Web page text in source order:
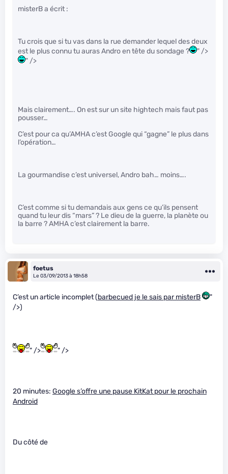
misterB a écrit :
Tu crois que si tu vas dans la rue demander lequel des deux
est le plus connu tu auras Andro en tête du sondage ?
" />
" />
Mais clairement…. On est sur un site hightech mais faut pas
pousser…
C’est pour ca qu’AMHA c’est Google qui “gagne” le plus dans
l’opération…
La gourmandise c’est universel, Andro bah… moins….
C’est comme si tu demandais aux gens ce qu’ils pensent
quand tu leur dis “mars” ? Le dieu de la guerre, la planète ou
la barre ? AMHA c’est clairement la barre.
foetus
Le 03/09/2013 à 18h58
C’est un article incomplet (barbecued je le sais par misterB
"
/>)
" /> " />
20 minutes: Google s’offre une pause KitKat pour le prochain
Android
Du côté de